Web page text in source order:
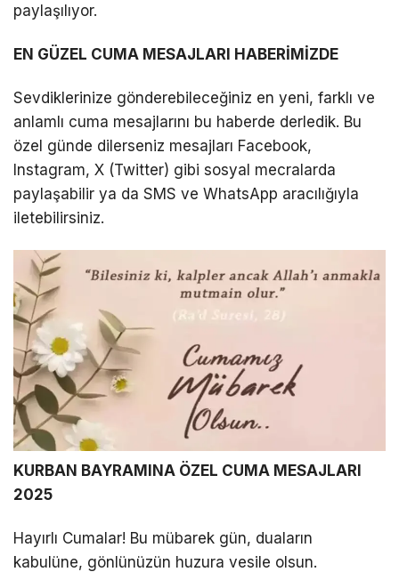
paylaşılıyor.
EN GÜZEL CUMA MESAJLARI HABERİMİZDE
Sevdiklerinize gönderebileceğiniz en yeni, farklı ve
anlamlı cuma mesajlarını bu haberde derledik. Bu
özel günde dilerseniz mesajları Facebook,
Instagram, X (Twitter) gibi sosyal mecralarda
paylaşabilir ya da SMS ve WhatsApp aracılığıyla
iletebilirsiniz.
KURBAN BAYRAMINA ÖZEL CUMA MESAJLARI
2025
Hayırlı Cumalar! Bu mübarek gün, duaların
kabulüne, gönlünüzün huzura vesile olsun.